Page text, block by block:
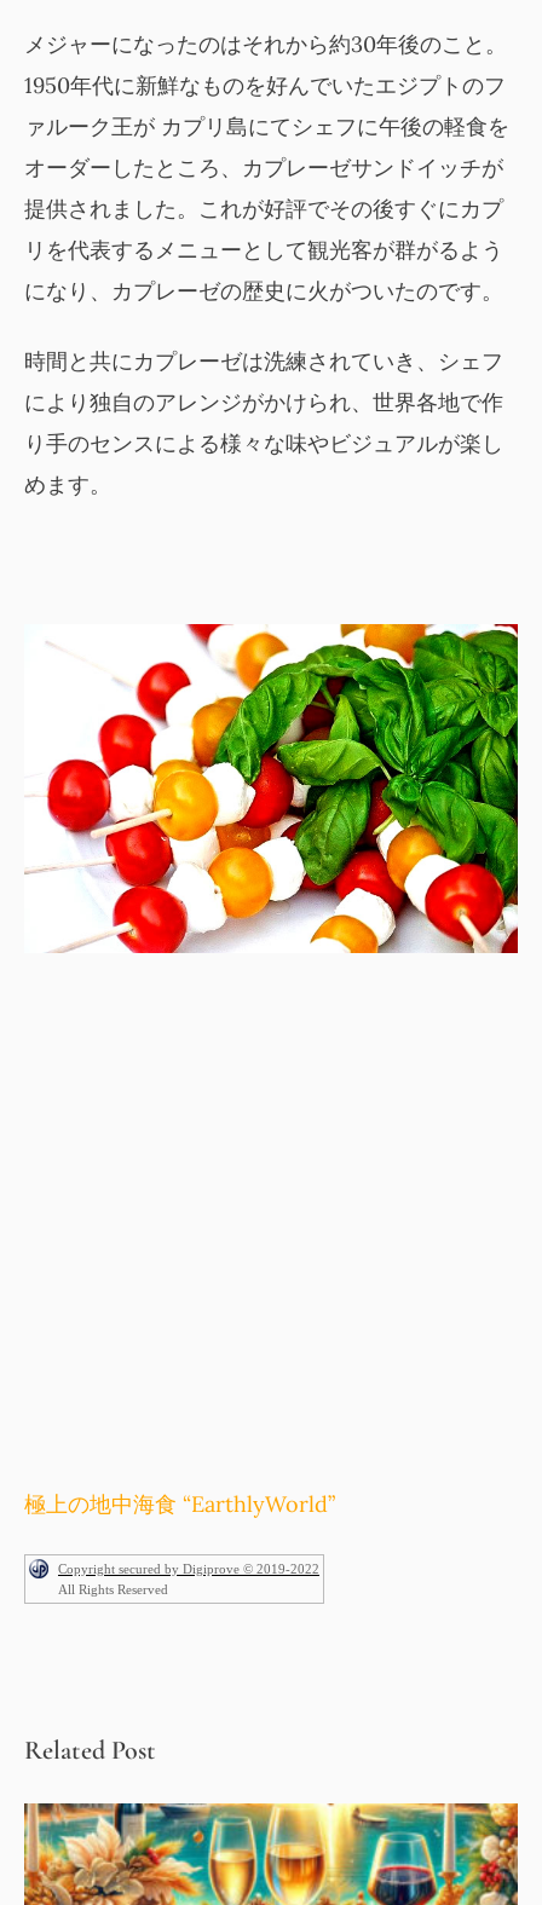
メジャーになったのはそれから約30年後のこと。
1950年代に新鮮なものを好んでいたエジプトのフ
ァルーク王が カプリ島にてシェフに午後の軽食を
オーダーしたところ、カプレーゼサンドイッチが
提供されました。これが好評でその後すぐにカプ
リを代表するメニューとして観光客が群がるよう
になり、カプレーゼの歴史に火がついたのです。
時間と共にカプレーゼは洗練されていき、シェフ
により独自のアレンジがかけられ、世界各地で作
り手のセンスによる様々な味やビジュアルが楽し
めます。
極上の地中海食 “EarthlyWorld”
Copyright secured by Digiprove © 2019-2022
All Rights Reserved
Related Post